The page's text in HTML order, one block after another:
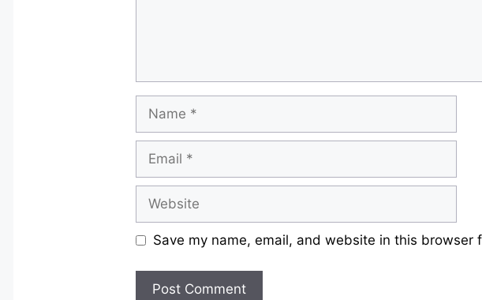
Name
Email
Website
Save my name, email, and website in this browser